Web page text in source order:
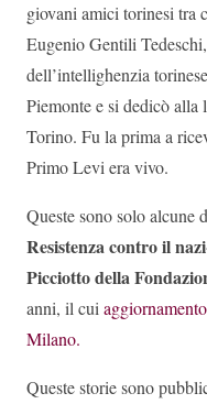
giovani amici torinesi
Eugenio Gentili
dell’intellighenzia
Piemonte e si dedicò alla
Torino. Fu la prima a
Primo Levi era vivo.
Queste sono solo alcune
Resistenza contro il
Picciotto della
anni, il cui
Milano.
Queste storie sono